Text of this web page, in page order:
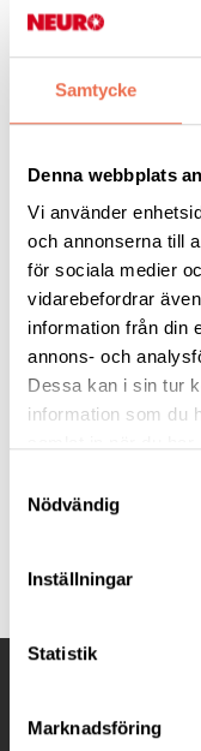
Samtycke
Denna webbplats
Vi använder
och annonserna till
för sociala medier
vidarebefordrar
information från din
annons- och
Dessa kan i sin tur
information som du
Nödvändig
Inställningar
Statistik
Marknadsföring
Var -i vår lokal på
porten till
videolänk.
stockholm@neuro.se
Tänk på våra
Lämna återbud om du
Välkomna!
Läs mer:om vad en